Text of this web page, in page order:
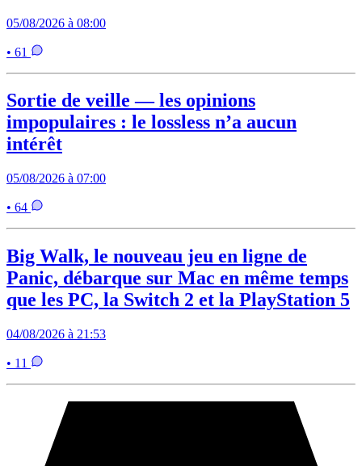
05/08/2026 à 08:00
• 61
Sortie de veille — les opinions
impopulaires : le lossless n’a aucun
intérêt
05/08/2026 à 07:00
• 64
Big Walk, le nouveau jeu en ligne de
Panic, débarque sur Mac en même temps
que les PC, la Switch 2 et la PlayStation 5
04/08/2026 à 21:53
• 11